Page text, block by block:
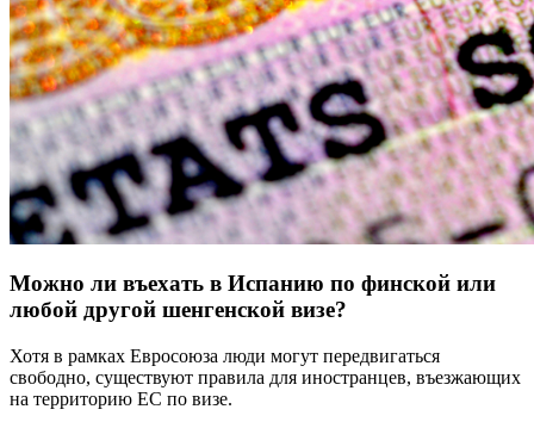
Можно ли въехать в Испанию по финской или
любой другой шенгенской визе?
Хотя в рамках Евросоюза люди могут передвигаться
свободно, существуют правила для иностранцев, въезжающих
на территорию ЕС по визе.